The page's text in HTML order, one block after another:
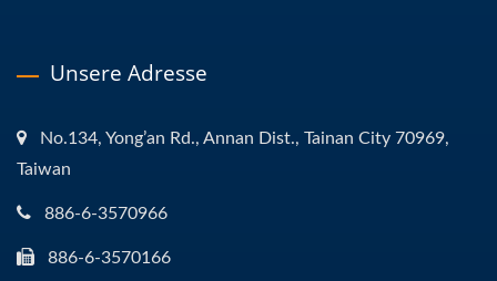
Unsere Adresse
No.134, Yong’an Rd., Annan Dist., Tainan City 70969,
Taiwan
886-6-3570966
886-6-3570166